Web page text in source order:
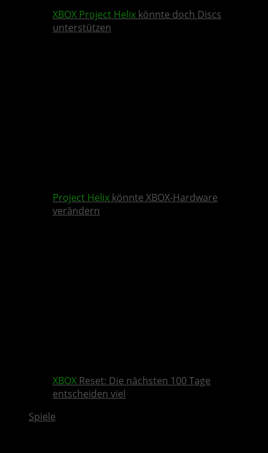
XBOX Project Helix könnte doch Discs
unterstützen
Project Helix könnte XBOX-Hardware
verändern
XBOX Reset: Die nächsten 100 Tage
entscheiden viel
Spiele